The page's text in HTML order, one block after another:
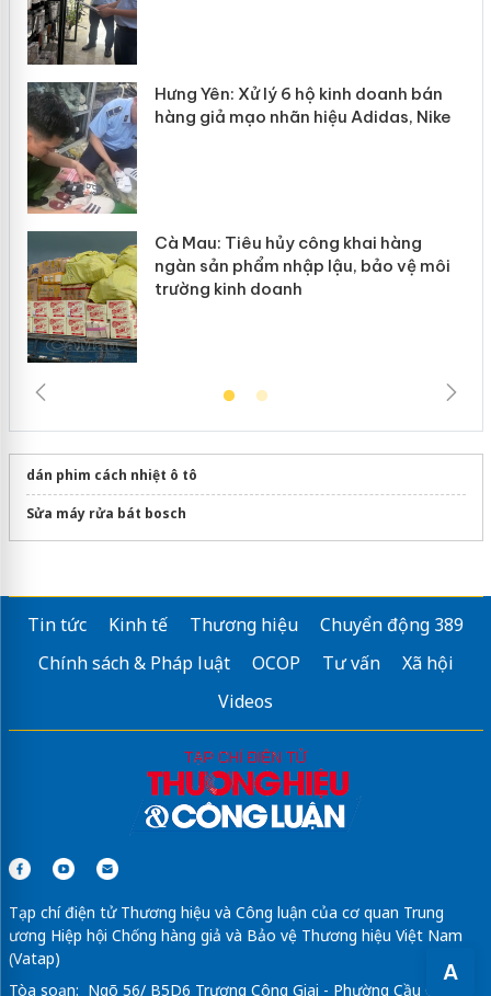
A
Hưng Yên: Xử lý 6 hộ kinh doanh bán
hàng giả mạo nhãn hiệu Adidas, Nike
Cà Mau: Tiêu hủy công khai hàng
ngàn sản phẩm nhập lậu, bảo vệ môi
trường kinh doanh
dán phim cách nhiệt ô tô
Sửa máy rửa bát bosch
Tin tức Kinh tế Thương hiệu
Chuyển động 389
Chính sách & Pháp luật
OCOP Tư vấn
Xã hội
Videos
Tạp chí điện tử Thương hiệu và Công luận của cơ quan Trung
ương Hiệp hội Chống hàng giả và Bảo vệ Thương hiệu Việt Nam
(Vatap)
Tòa soạn: Ngõ 56/ B5D6 Trương Công Giai - Phường Cầu Giấy -